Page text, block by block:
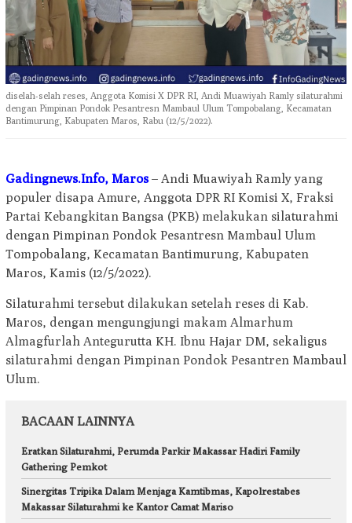
diselah-selah reses, Anggota Komisi X DPR RI, Andi Muawiyah Ramly silaturahmi
dengan Pimpinan Pondok Pesantresn Mambaul Ulum Tompobalang, Kecamatan
Bantimurung, Kabupaten Maros, Rabu (12/5/2022).
Gadingnews.Info, Maros– Andi Muawiyah Ramly yang
populer disapa Amure, Anggota DPR RI Komisi X, Fraksi
Partai Kebangkitan Bangsa (PKB) melakukan silaturahmi
dengan Pimpinan Pondok Pesantresn Mambaul Ulum
Tompobalang, Kecamatan Bantimurung, Kabupaten
Maros, Kamis (12/5/2022).
Silaturahmi tersebut dilakukan setelah reses di Kab.
Maros, dengan mengungjungi makam Almarhum
Almagfurlah Antegurutta KH. Ibnu Hajar DM, sekaligus
silaturahmi dengan Pimpinan Pondok Pesantren Mambaul
Ulum.
BACAAN LAINNYA
Eratkan Silaturahmi, Perumda Parkir Makassar Hadiri Family
Gathering Pemkot
Sinergitas Tripika Dalam Menjaga Kamtibmas, Kapolrestabes
Makassar Silaturahmi ke Kantor Camat Mariso